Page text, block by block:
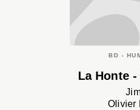
BD -
La Honte -
Olivier